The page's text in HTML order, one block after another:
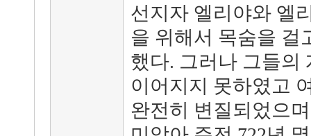
선지자 엘리야와 엘
을 위해서 목숨을 걸
했다. 그러나 그들의
이어지지 못하였고
완전히 변질되었으